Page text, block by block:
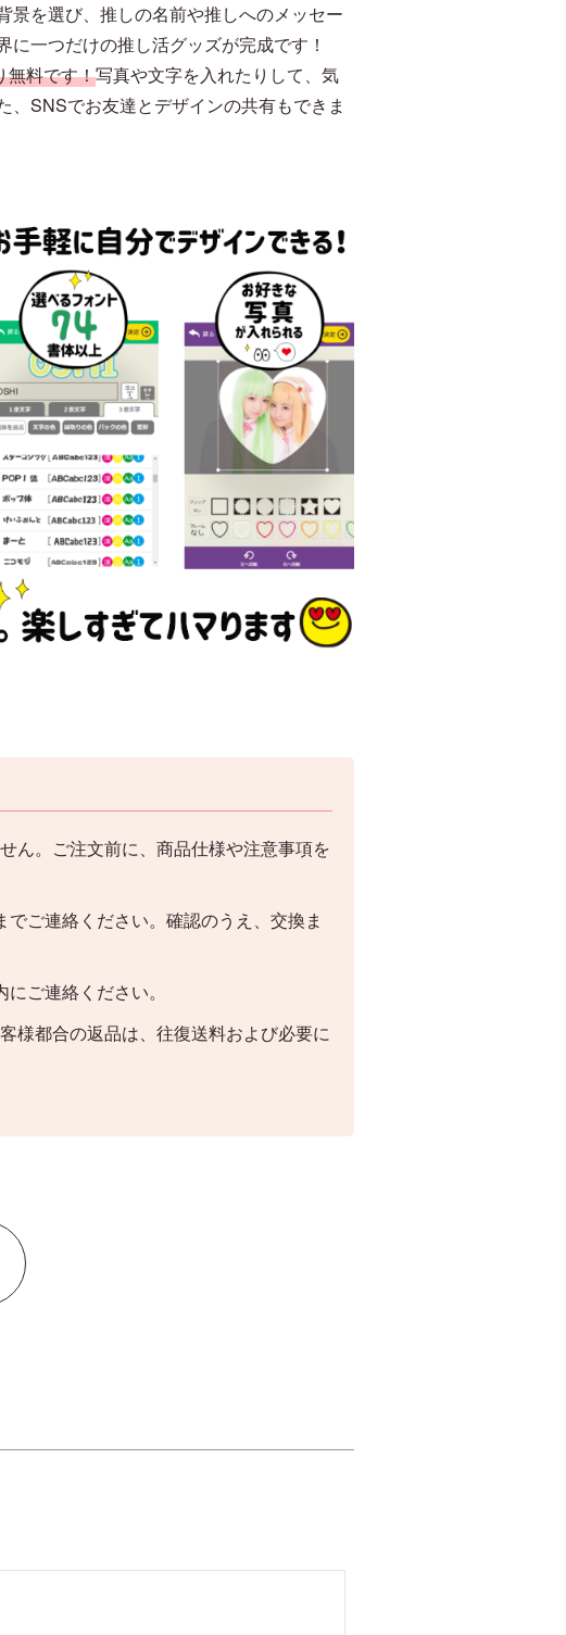
景を選び、推しの名前や推しへのメッセー
一つだけの推し活グッズが完成です！
無料です！写真や文字を入れたりして、気
SNSでお友達とデザインの共有もできま
ん。ご注文前に、商品仕様や注意事項を
ご連絡ください。確認のうえ、交換ま
ご連絡ください。
様都合の返品は、往復送料および必要に